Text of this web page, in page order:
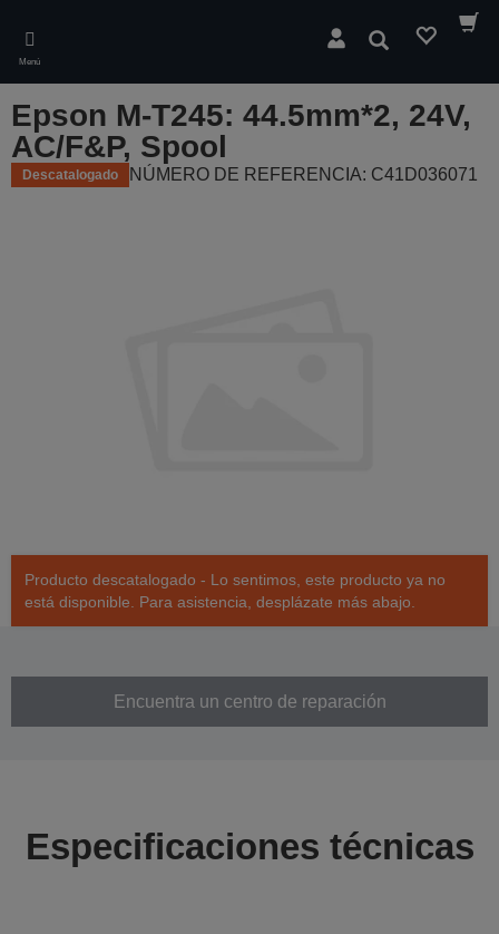
main
content
Menú
Buscar
Epson M-T245: 44.5mm*2, 24V,
AC/F&P, Spool
Descatalogado NÚMERO DE REFERENCIA: C41D036071
Producto descatalogado - Lo sentimos, este producto ya no
está disponible. Para asistencia, desplázate más abajo.
Encuentra un centro de reparación
Especificaciones técnicas